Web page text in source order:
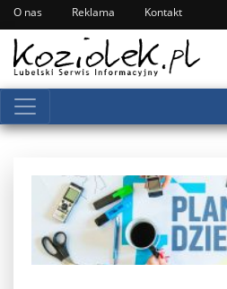
O nas Reklama Kontakt